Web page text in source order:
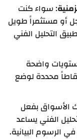
: سواء كنت
أو مستثمراً طويل
التحليل الفني
واضحة
محددة لوضع
الأسواق بفعل
الفني يساعد
البيانية.